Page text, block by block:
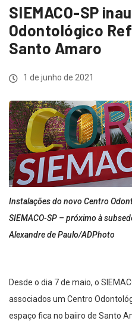
SIEMACO-SP
Odontológico
Santo Amaro
1 de junho de 2021
Instalações do novo Centro
SIEMACO-SP – próximo à
Alexandre de Paulo/ADPhoto
Desde o dia 7 de maio, o
associados um Centro
espaço fica no baiiro de Santo